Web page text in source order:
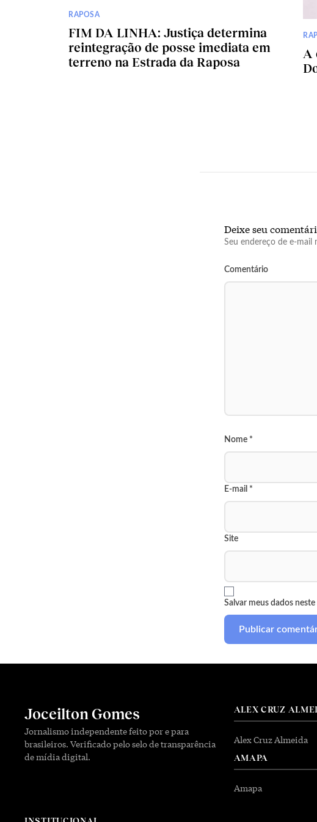
RAPOSA
FIM DA LINHA: Justiça determina
reintegração de posse imediata em
terreno na Estrada da Raposa
A
Deixe seu
Seu endereço de e-mail
Comentário
Nome *
E-mail *
Site
Salvar meus dados
Joceilton Gomes
Jornalismo independente feito por e para
brasileiros. Verificado pelo selo de transparência
de mídia digital.
ALEX CRUZ
Alex Cruz Almeida
AMAPA
Amapa